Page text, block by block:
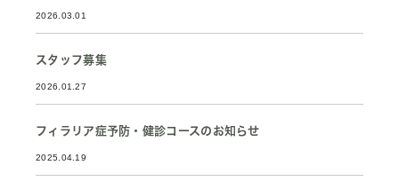
2026.03.01
スタッフ募集
2026.01.27
フィラリア症予防・健診コースのお知らせ
2025.04.19